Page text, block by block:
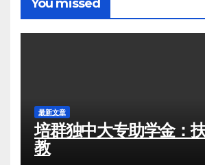
You missed
最新文章
培群独中大专助学金：
教